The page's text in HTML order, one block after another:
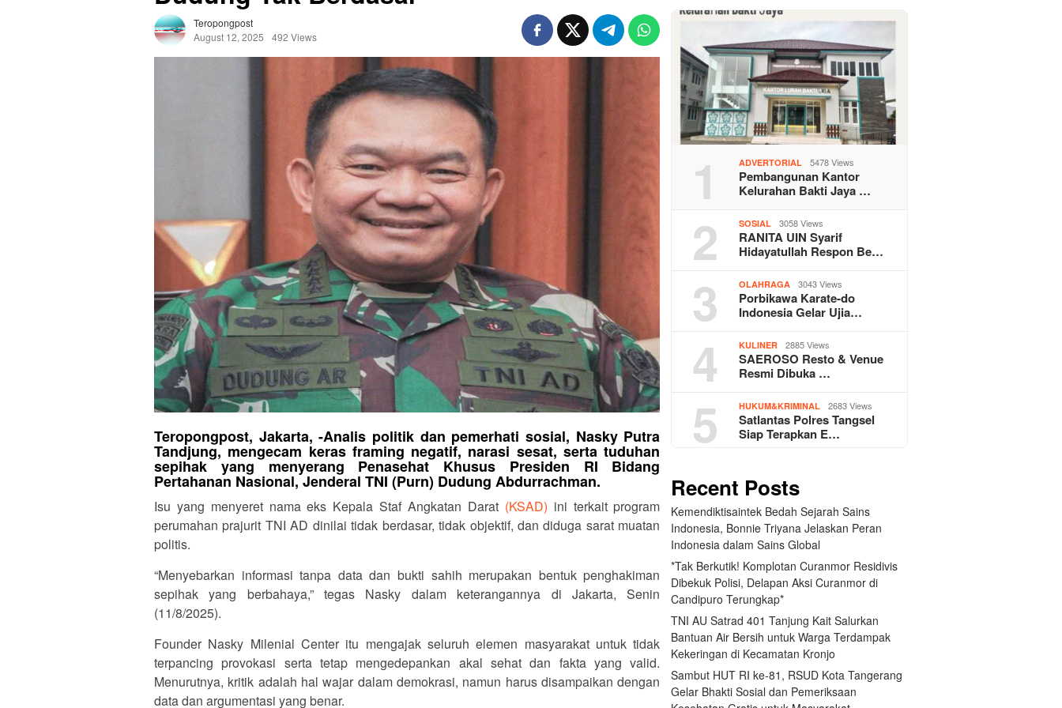
Teropongpost
August 12, 2025
492 Views
Teropongpost, Jakarta, -Analis politik dan pemerhati sosial, Nasky Putra
Tandjung, mengecam keras framing negatif, narasi sesat, serta tuduhan
sepihak yang menyerang Penasehat Khusus Presiden RI Bidang
Pertahanan Nasional, Jenderal TNI (Purn) Dudung Abdurrachman.
Isu yang menyeret nama eks Kepala Staf Angkatan Darat (KSAD) ini terkait program
perumahan prajurit TNI AD dinilai tidak berdasar, tidak objektif, dan diduga sarat muatan
politis.
“Menyebarkan informasi tanpa data dan bukti sahih merupakan bentuk penghakiman
sepihak yang berbahaya,” tegas Nasky dalam keterangannya di Jakarta, Senin
(11/8/2025).
Founder Nasky Milenial Center itu mengajak seluruh elemen masyarakat untuk tidak
terpancing provokasi serta tetap mengedepankan akal sehat dan fakta yang valid.
Menurutnya, kritik adalah hal wajar dalam demokrasi, namun harus disampaikan dengan
data dan argumentasi yang benar.
1 ADVERTORIAL 5478 Views
Pembangunan Kantor
Kelurahan Bakti Jaya …
2 SOSIAL 3058 Views
RANITA UIN Syarif
Hidayatullah Respon Be…
3 OLAHRAGA 3043 Views
Porbikawa Karate-do
Indonesia Gelar Ujia…
4 KULINER 2885 Views
SAEROSO Resto & Venue
Resmi Dibuka …
5 HUKUM&KRIMINAL 2683 Views
Satlantas Polres Tangsel
Siap Terapkan E…
Recent Posts
Kemendiktisaintek Bedah Sejarah Sains
Indonesia, Bonnie Triyana Jelaskan Peran
Indonesia dalam Sains Global
*Tak Berkutik! Komplotan Curanmor Residivis
Dibekuk Polisi, Delapan Aksi Curanmor di
Candipuro Terungkap*
TNI AU Satrad 401 Tanjung Kait Salurkan
Bantuan Air Bersih untuk Warga Terdampak
Kekeringan di Kecamatan Kronjo
Sambut HUT RI ke-81, RSUD Kota Tangerang
Gelar Bhakti Sosial dan Pemeriksaan